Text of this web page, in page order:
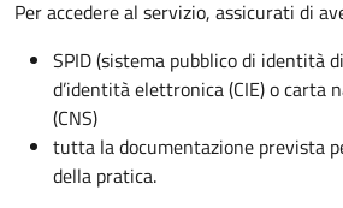
Per accedere al servizio, assicurati di
SPID (sistema pubblico di identità
d’identità elettronica (CIE) o carta
(CNS)
tutta la documentazione prevista
della pratica.